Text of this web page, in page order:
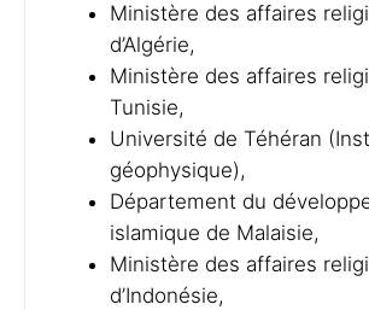
Ministère des affaires
d’Algérie,
Ministère des affaires
Tunisie,
Université de Téhéran
géophysique),
Département du
islamique de Malaisie,
Ministère des affaires
d’Indonésie,